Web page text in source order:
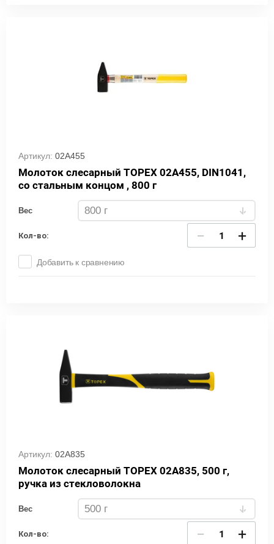
Артикул: 02A455
Молоток слесарный TOPEX 02A455, DIN1041,
со стальным концом , 800 г
Вес
Кол-во: − +
Добавить к сравнению
Артикул: 02A835
Молоток слесарный TOPEX 02A835, 500 г,
ручка из стекловолокна
Вес
Кол-во: − +